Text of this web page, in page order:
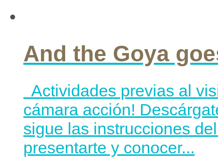
And the Goya
Actividades previas al
cámara acción!
sigue las instrucciones
presentarte y conocer...